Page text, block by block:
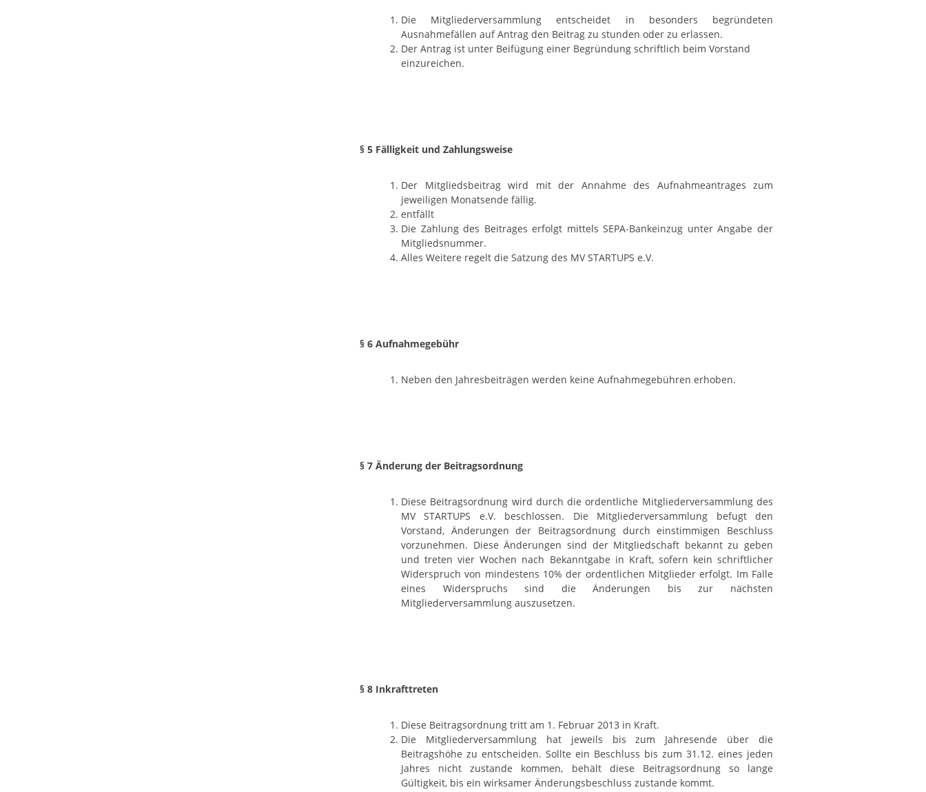
Die Mitgliederversammlung entscheidet in besonders begründeten
Ausnahmefällen auf Antrag den Beitrag zu stunden oder zu erlassen.
Der Antrag ist unter Beifügung einer Begründung schriftlich beim Vorstand
einzureichen.
§ 5 Fälligkeit und Zahlungsweise
Der Mitgliedsbeitrag wird mit der Annahme des Aufnahmeantrages zum
jeweiligen Monatsende fällig.
entfällt
Die Zahlung des Beitrages erfolgt mittels SEPA-Bankeinzug unter Angabe der
Mitgliedsnummer.
Alles Weitere regelt die Satzung des MV STARTUPS e.V.
§ 6 Aufnahmegebühr
Neben den Jahresbeiträgen werden keine Aufnahmegebühren erhoben.
§ 7 Änderung der Beitragsordnung
Diese Beitragsordnung wird durch die ordentliche Mitgliederversammlung des
MV STARTUPS e.V. beschlossen. Die Mitgliederversammlung befugt den
Vorstand, Änderungen der Beitragsordnung durch einstimmigen Beschluss
vorzunehmen. Diese Änderungen sind der Mitgliedschaft bekannt zu geben
und treten vier Wochen nach Bekanntgabe in Kraft, sofern kein schriftlicher
Widerspruch von mindestens 10% der ordentlichen Mitglieder erfolgt. Im Falle
eines Widerspruchs sind die Änderungen bis zur nächsten
Mitgliederversammlung auszusetzen.
§ 8 Inkrafttreten
Diese Beitragsordnung tritt am 1. Februar 2013 in Kraft.
Die Mitgliederversammlung hat jeweils bis zum Jahresende über die
Beitragshöhe zu entscheiden. Sollte ein Beschluss bis zum 31.12. eines jeden
Jahres nicht zustande kommen, behält diese Beitragsordnung so lange
Gültigkeit, bis ein wirksamer Änderungsbeschluss zustande kommt.